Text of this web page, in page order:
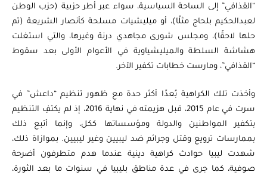
“القذافي” إلى الساحة السياسية، سواء عبر أطر حزبية (حزب الوطن
لعبدالحكيم بلحاج مثلًا)، أو ميليشيات مسلحة كأنصار الشريعة (تم
حلها لاحقًا)، ومجلس شورى مجاهدي درنة وغيرها، والتي استغلت
هشاشة السلطة والميليشياوية في الأعوام الأولى بعد سقوط
“القذافي”، ومارست خطابات تكفير الآخر.
وأخذت تلك الكراهية بُعدًا أكثر حدة مع ظهور تنظيم “داعش” في
سرت في عام 2015، قبل هزيمته في نهاية 2016، إذ لم يكتفِ التنظيم
بتكفير المواطنين والدولة ومؤسساتها ككل، وإنما أتبع ذلك
بممارسات ترويع وقتل وجرائم ضد ليبيين وغير ليبيين. بموازاة ذلك،
شهدت ليبيا حوادث كراهية دينية عندما هدم متطرفون أضرحة
صوفية، كما جرى في عدة مناطق بليبيا في سنوات ما بعد الثورة،